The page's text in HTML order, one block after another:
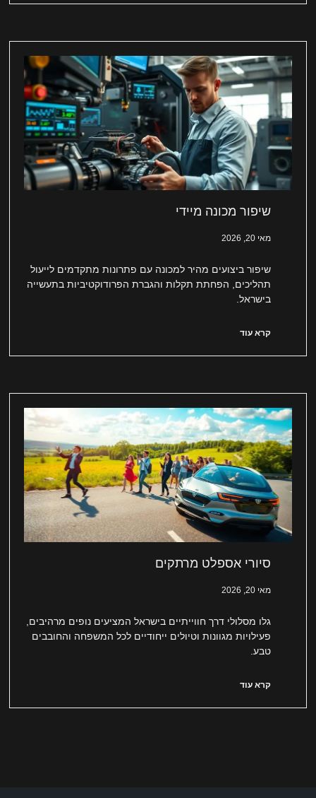
שיפור מכונה מיידי
מאי 20, 2026
שיפור ביצועים מהיר למכונה עם פתרונות מתקדמים לייעול
תהליכים, הפחתת תקלות והגברת הפרודוקטיביות בתעשייה
בישראל.
קרא עוד
סיורי אספלט מרתקים
מאי 20, 2026
גלו מסלולי דרך חווייתיים בישראל המציעים נופים מרהיבים,
פעילויות מגוונות וטיולים ייחודיים לכל המשפחה והחובבים
טבע.
קרא עוד